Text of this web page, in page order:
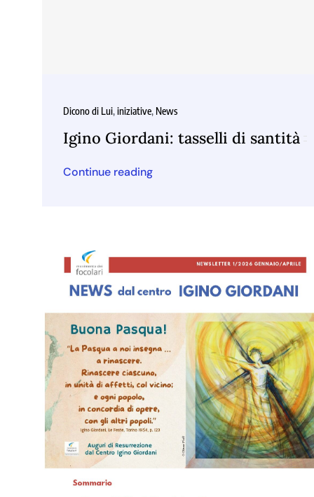
Dicono di Lui,iniziative, News
Igino Giordani: tasselli di santità
Continue reading